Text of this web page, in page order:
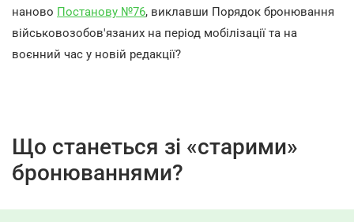
наново Постанову №76, виклавши Порядок бронювання
військовозобов'язаних на період мобілізації та на
воєнний час у новій редакції?
Що станеться зі «старими»
бронюваннями?